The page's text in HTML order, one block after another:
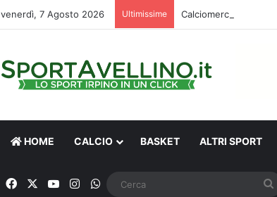
venerdì, 7 Agosto 2026 Ultimissime
HOME CALCIO BASKET ALTRI SPORT
FacebookYou TubeInstagram
WhatsApp